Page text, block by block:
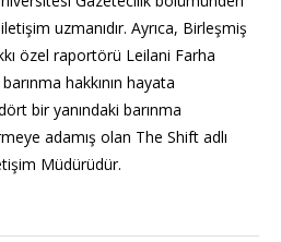
uzmanıdır. Ayrıca, Birleşmiş
özel raportörü Leilani Farha
hakkının hayata
bir yanındaki barınma
adamış olan The Shift adlı
Müdürüdür.